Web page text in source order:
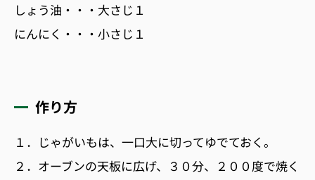
しょう油・・・大さじ１
にんにく・・・小さじ１
作り方
１．じゃがいもは、一口大に切ってゆでておく。
２．オーブンの天板に広げ、３０分、２００度で焼く